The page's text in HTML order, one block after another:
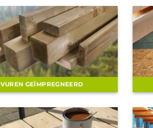
VUREN GEÏMPREGNEERD